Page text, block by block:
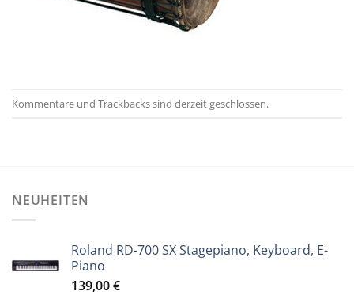
Kommentare und Trackbacks sind derzeit geschlossen.
NEUHEITEN
Roland RD-700 SX Stagepiano, Keyboard, E-
Piano
139,00€